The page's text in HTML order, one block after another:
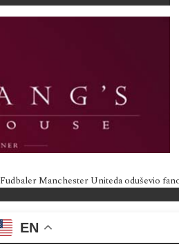
Fudbaler Manchester Uniteda oduševio
EN